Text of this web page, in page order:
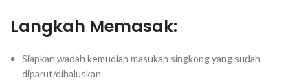
Langkah Memasak:⁣⁣
Siapkan wadah kemudian masukan singkong yang sudah
diparut/dihaluskan. ⁣⁣